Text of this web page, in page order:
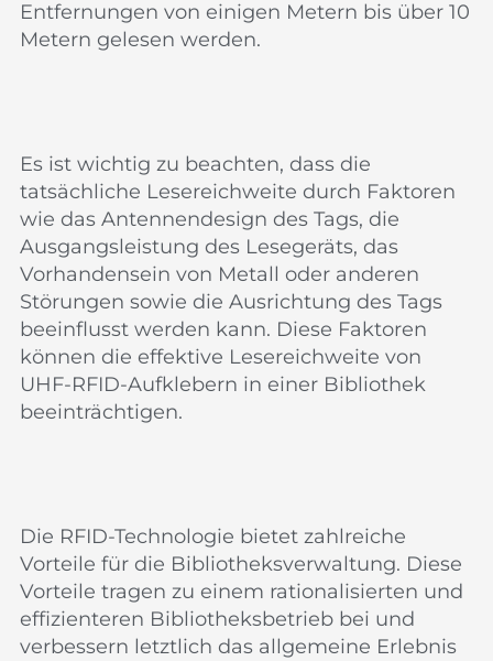
Entfernungen von einigen Metern bis über 10
Metern gelesen werden.
Es ist wichtig zu beachten, dass die
tatsächliche Lesereichweite durch Faktoren
wie das Antennendesign des Tags, die
Ausgangsleistung des Lesegeräts, das
Vorhandensein von Metall oder anderen
Störungen sowie die Ausrichtung des Tags
beeinflusst werden kann. Diese Faktoren
können die effektive Lesereichweite von
UHF-RFID-Aufklebern in einer Bibliothek
beeinträchtigen.
Die RFID-Technologie bietet zahlreiche
Vorteile für die Bibliotheksverwaltung. Diese
Vorteile tragen zu einem rationalisierten und
effizienteren Bibliotheksbetrieb bei und
verbessern letztlich das allgemeine Erlebnis